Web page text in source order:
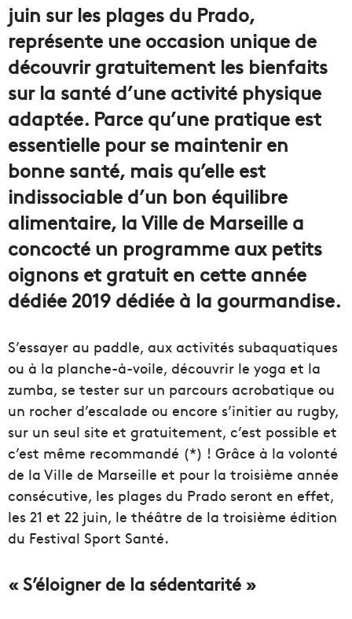
juin sur les plages du Prado,
représente une occasion unique de
découvrir gratuitement les bienfaits
sur la santé d’une activité physique
adaptée. Parce qu’une pratique est
essentielle pour se maintenir en
bonne santé, mais qu’elle est
indissociable d’un bon équilibre
alimentaire, la Ville de Marseille a
concocté un programme aux petits
oignons et gratuit en cette année
dédiée 2019 dédiée à la gourmandise.
S’essayer au paddle, aux activités subaquatiques
ou à la planche-à-voile, découvrir le yoga et la
zumba, se tester sur un parcours acrobatique ou
un rocher d’escalade ou encore s’initier au rugby,
sur un seul site et gratuitement, c’est possible et
c’est même recommandé (*) ! Grâce à la volonté
de la Ville de Marseille et pour la troisième année
consécutive, les plages du Prado seront en effet,
les 21 et 22 juin, le théâtre de la troisième édition
du Festival Sport Santé.
« S’éloigner de la sédentarité »